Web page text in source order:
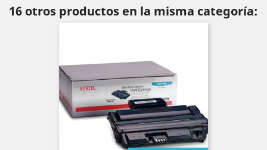
16 otros productos en la misma categoría: